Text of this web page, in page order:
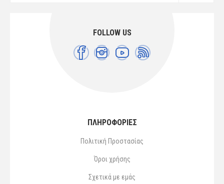
FOLLOW US
ΠΛΗΡΟΦΟΡΙΕΣ
Πολιτική Προστασίας
Όροι χρήσης
Σχετικά με εμάς